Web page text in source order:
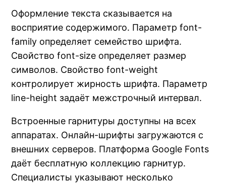
Оформление текста сказывается на
восприятие содержимого. Параметр font-
family определяет семейство шрифта.
Свойство font-size определяет размер
символов. Свойство font-weight
контролирует жирность шрифта. Параметр
line-height задаёт межстрочный интервал.
Встроенные гарнитуры доступны на всех
аппаратах. Онлайн-шрифты загружаются с
внешних серверов. Платформа Google Fonts
даёт бесплатную коллекцию гарнитур.
Специалисты указывают несколько